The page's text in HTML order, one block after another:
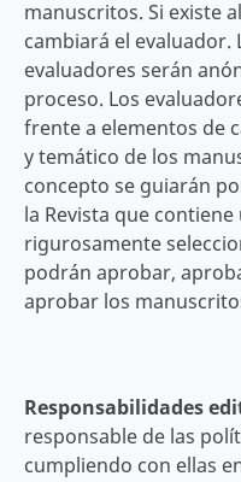
manuscritos. Si existe
cambiará el evaluador.
evaluadores serán
proceso. Los
frente a elementos de
y temático de los
concepto se guiarán
la Revista que
rigurosamente
podrán aprobar,
aprobar los
Responsabilidades
responsable de las
cumpliendo con ellas